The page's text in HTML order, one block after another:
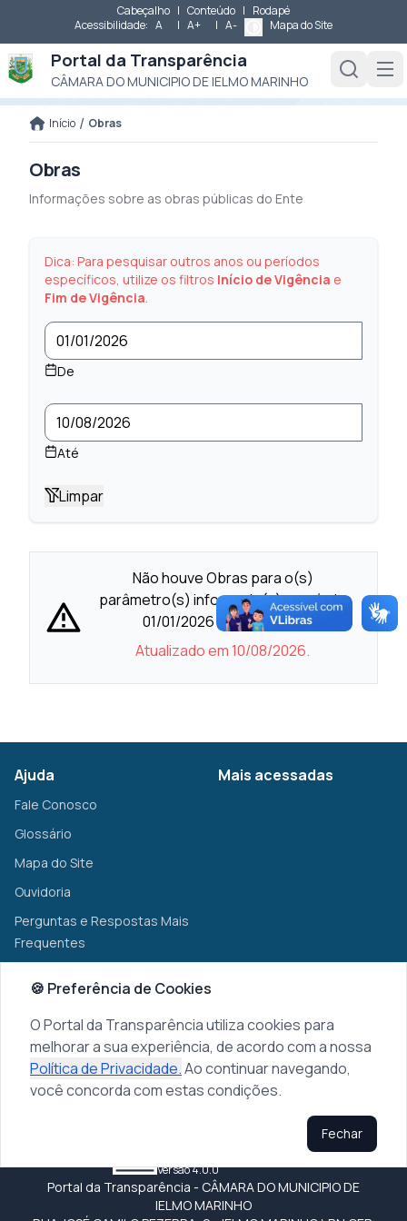
Cabeçalho | Conteúdo | Rodapé
Acessibilidade: A | A+ | A- Mapa do Site
Portal da Transparência
CÂMARA DO MUNICIPIO DE IELMO MARINHO
Início / Obras
Obras
Informações sobre as obras públicas do Ente
Dica: Para pesquisar outros anos ou períodos
específicos, utilize os filtros Início de Vigência e
Fim de Vigência.
De
Até
Limpar
Não houve Obras para o(s)
parâmetro(s) informado(s) - período
01/01/2026 à 10/08/2026
Atualizado em 10/08/2026.
Ajuda
Fale Conosco
Glossário
Mapa do Site
Ouvidoria
Perguntas e Respostas Mais
Frequentes
Mais acessadas
Transparência
Prefeitura Municipal
Radar da Transparência
Pública
Versão 4.0.0
Portal da Transparência - CÂMARA DO MUNICIPIO DE
IELMO MARINHO
🍪 Preferência de Cookies
O Portal da Transparência utiliza cookies para
melhorar a sua experiência, de acordo com a nossa
Política de Privacidade.Ao continuar navegando,
você concorda com estas condições.
Fechar